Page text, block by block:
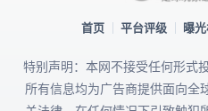
首页 平台评级 曝
特别声明：本网不接受任何形式
所有信息均为广告商提供面向全